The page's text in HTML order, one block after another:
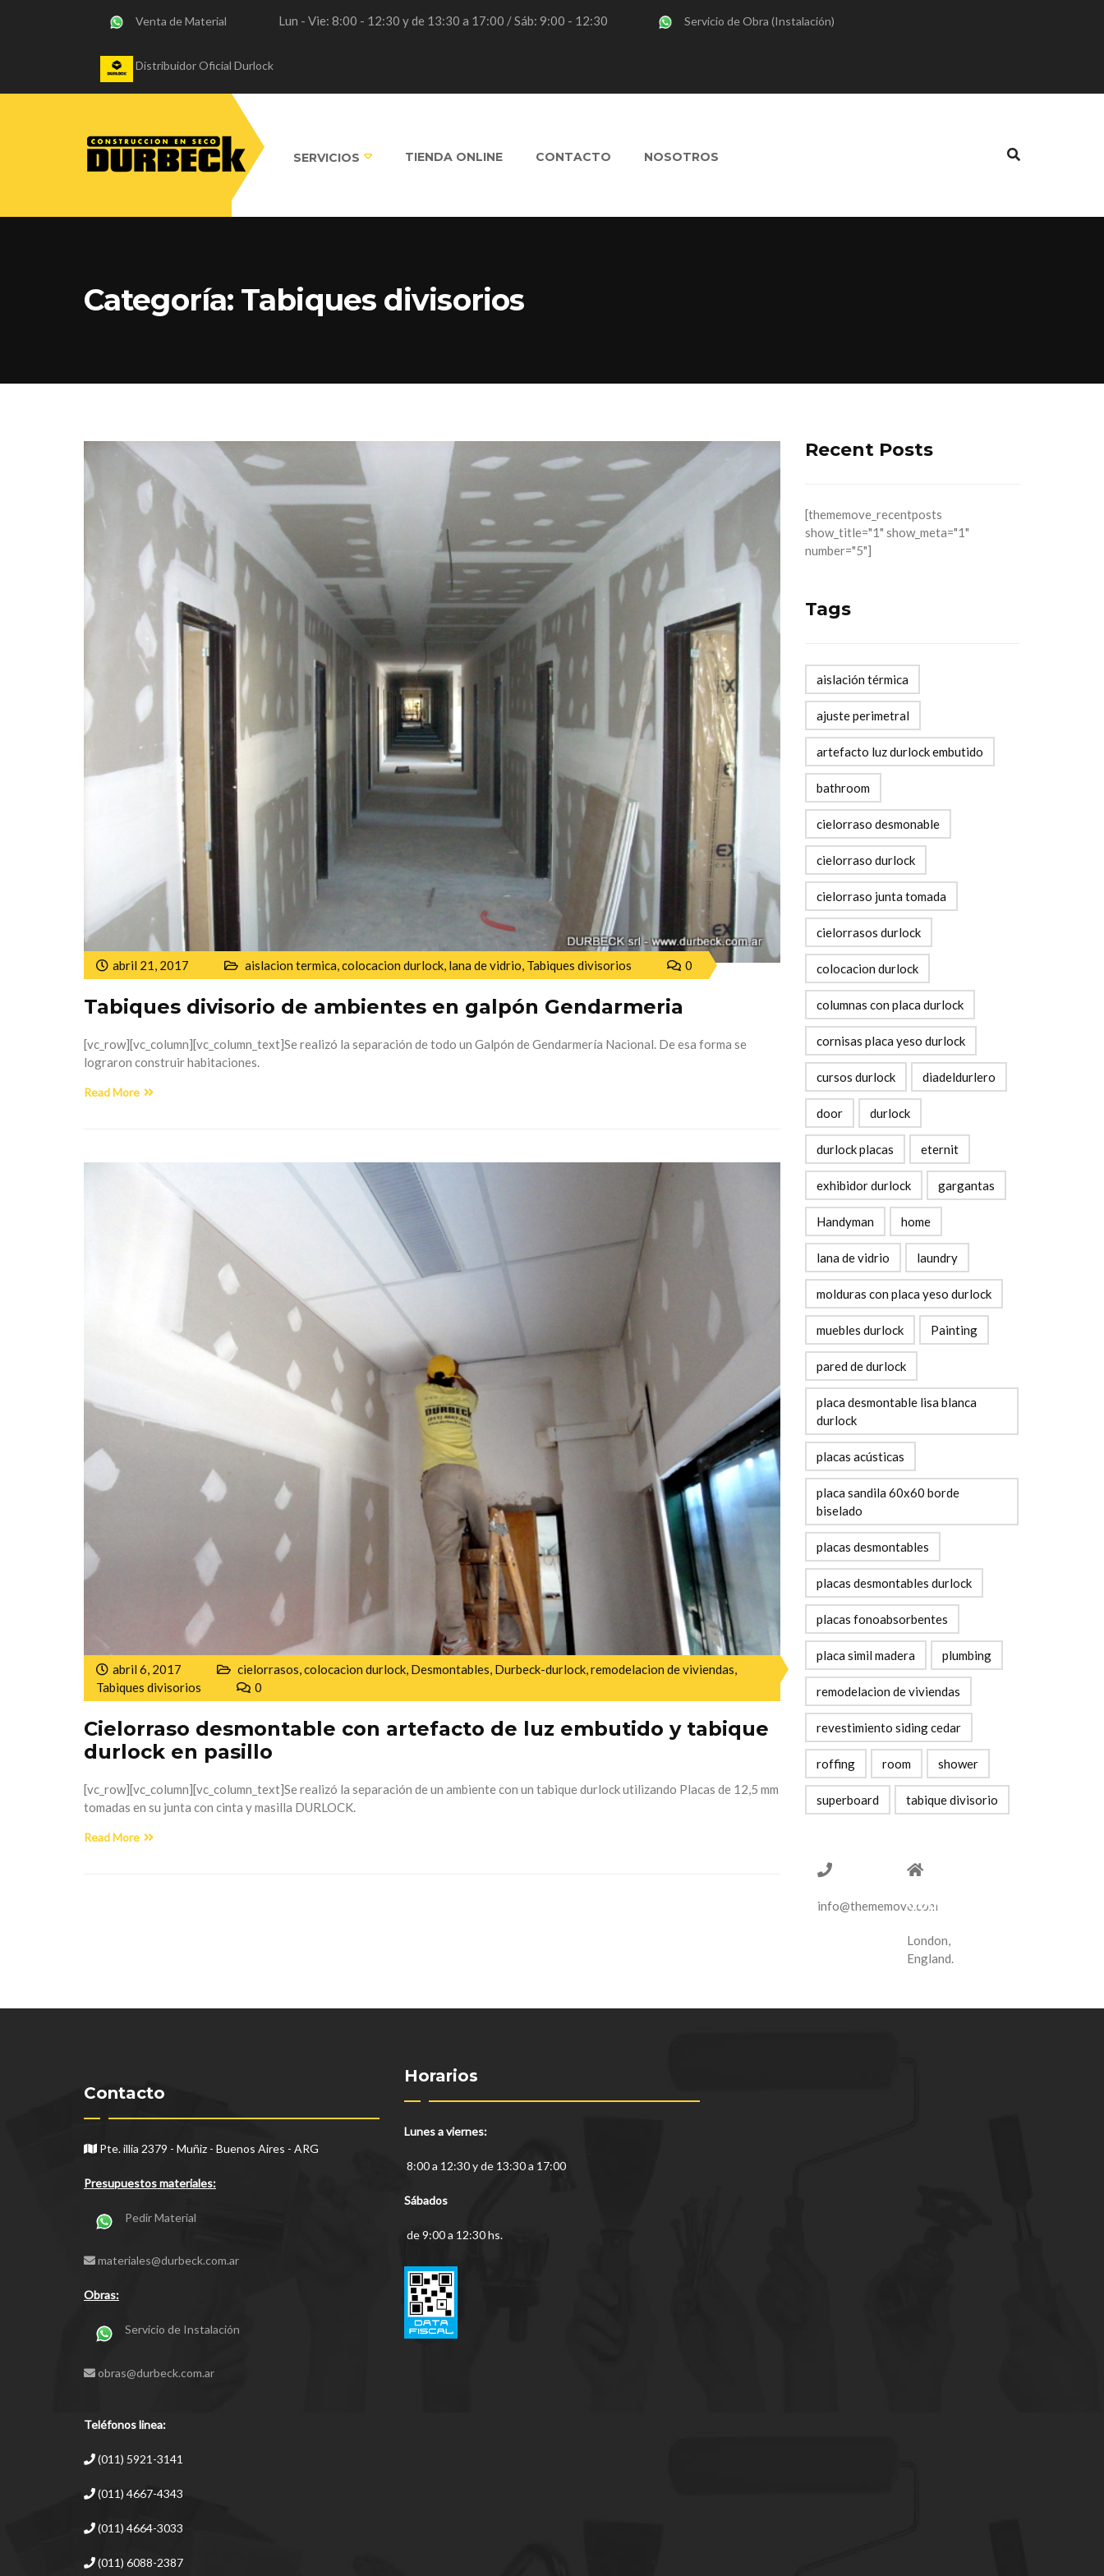
Venta de Material Lun - Vie: 8:00 - 12:30 y de 13:30 a 17:00 / Sáb: 9:00 - 12:30 Servicio de Obra (Instalación)
Distribuidor Oficial Durlock
SERVICIOS TIENDA ONLINE CONTACTO NOSOTROS
Categoría: Tabiques divisorios
abril 21, 2017 aislacion termica,colocacion durlock, lana de vidrio, Tabiques divisorios 0
Tabiques divisorio de ambientes en galpón Gendarmeria
[vc_row][vc_column][vc_column_text]Se realizó la separación de todo un Galpón de Gendarmería Nacional. De esa forma se
lograron construir habitaciones.
Read More
abril 6, 2017 cielorrasos,colocacion durlock, Desmontables, Durbeck-durlock,remodelacion de viviendas,
Tabiques divisorios
0
Cielorraso desmontable con artefacto de luz embutido y tabique
durlock en pasillo
[vc_row][vc_column][vc_column_text]Se realizó la separación de un ambiente con un tabique durlock utilizando Placas de 12,5 mm
tomadas en su junta con cinta y masilla DURLOCK.
Read More
Recent Posts
[thememove_recentposts
show_title="1" show_meta="1"
number="5"]
Tags
aislación térmica
ajuste perimetral
artefacto luz durlock embutido
bathroom
cielorraso desmonable
cielorraso durlock
cielorraso junta tomada
cielorrasos durlock
colocacion durlock
columnas con placa durlock
cornisas placa yeso durlock
cursos durlock diadeldurlero
door durlock
durlock placas eternit
exhibidor durlock gargantas
Handyman home
lana de vidrio laundry
molduras con placa yeso durlock
muebles durlock Painting
pared de durlock
placa desmontable lisa blanca
durlock
placas acústicas
placa sandila 60x60 borde
biselado
placas desmontables
placas desmontables durlock
placas fonoabsorbentes
placa simil madera plumbing
remodelacion de viviendas
revestimiento siding cedar
roffing room shower
superboard tabique divisorio
1-775-
info@thememove.com
14
Court
London,
England.
Contacto
Pte. illia 2379 - Muñiz - Buenos Aires - ARG
Presupuestos materiales:
Pedir Material
materiales@durbeck.com.ar
Obras:
Servicio de Instalación
obras@durbeck.com.ar
Teléfonos linea:
(011) 5921-3141
(011) 4667-4343
(011) 4664-3033
(011) 6088-2387
Horarios
Lunes a viernes:
8:00 a 12:30 y de 13:30 a 17:00
Sábados
de 9:00 a 12:30 hs.